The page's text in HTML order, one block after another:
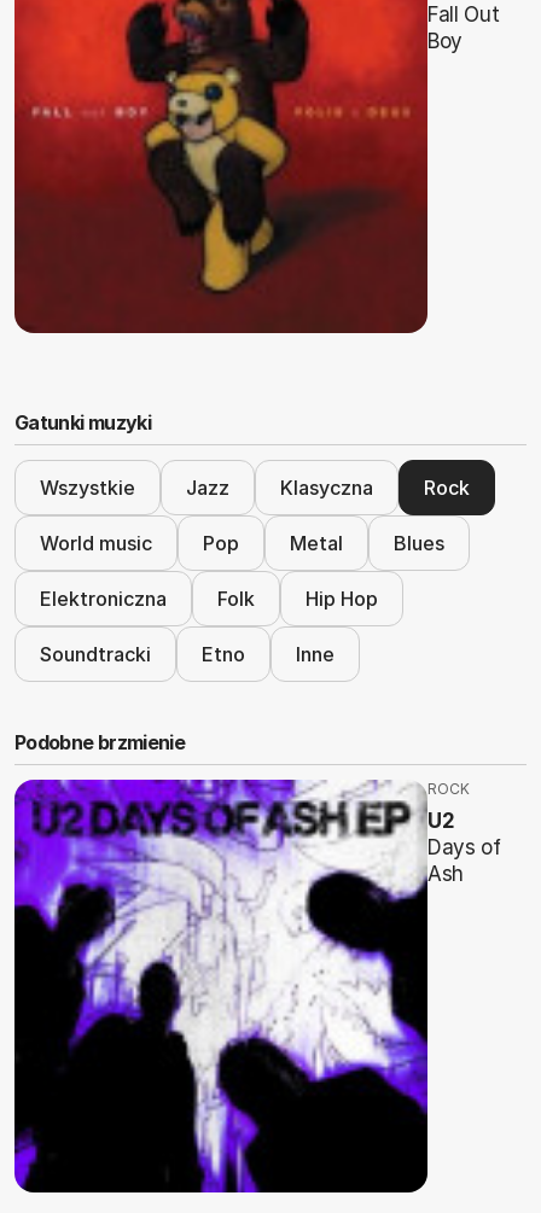
Fall Out
Boy
Gatunki muzyki
Wszystkie Jazz Klasyczna Rock
World music Pop Metal Blues
Elektroniczna Folk Hip Hop
Soundtracki Etno Inne
Podobne brzmienie
ROCK
U2
Days of
Ash